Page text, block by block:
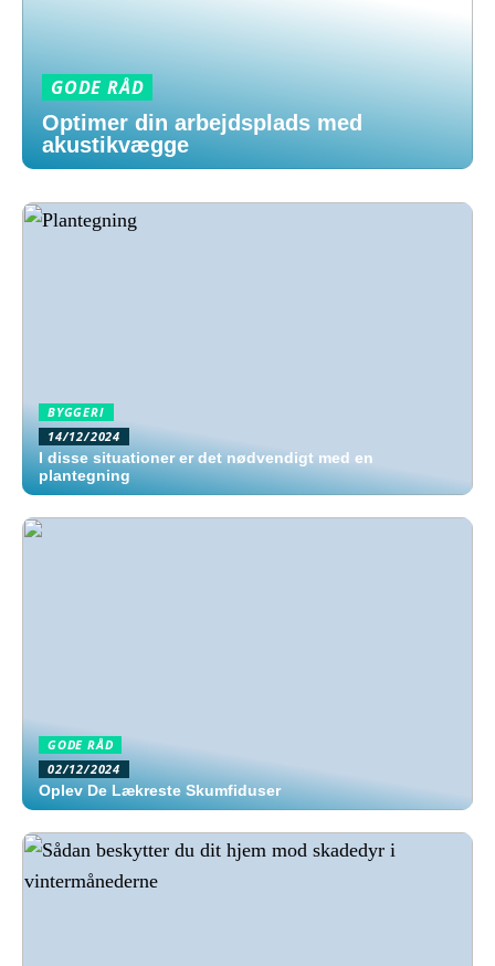
GODE RÅD
Optimer din arbejdsplads med
akustikvægge
BYGGERI
14/12/2024
I disse situationer er det nødvendigt med en
plantegning
GODE RÅD
02/12/2024
Oplev De Lækreste Skumfiduser